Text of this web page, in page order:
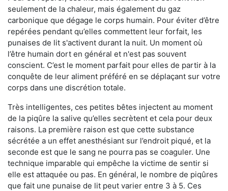
seulement de la chaleur, mais également du gaz
carbonique que dégage le corps humain. Pour éviter d’être
repérées pendant qu’elles commettent leur forfait, les
punaises de lit s'activent durant la nuit. Un moment où
l’être humain dort en général et n'est pas souvent
conscient. C’est le moment parfait pour elles de partir à la
conquête de leur aliment préféré en se déplaçant sur votre
corps dans une discrétion totale.
Très intelligentes, ces petites bêtes injectent au moment
de la piqûre la salive qu’elles secrètent et cela pour deux
raisons. La première raison est que cette substance
sécrétée a un effet anesthésiant sur l’endroit piqué, et la
seconde est que le sang ne pourra pas se coaguler. Une
technique imparable qui empêche la victime de sentir si
elle est attaquée ou pas. En général, le nombre de piqûres
que fait une punaise de lit peut varier entre 3 à 5. Ces